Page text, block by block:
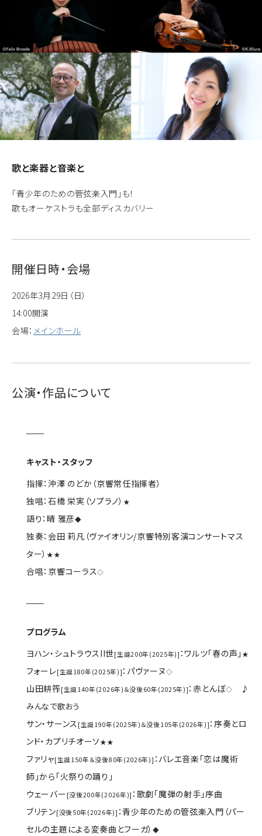
歌と楽器と音楽と
「青少年のための管弦楽入門」も！
歌もオーケストラも全部ディスカバリー
開催日時・会場
2026年3月29日（日）
14:00開演
会場： メインホール
公演・作品について
キャスト・スタッフ
指揮：沖澤 のどか（京響常任指揮者）
独唱：石橋 栄実（ソプラノ） ★
語り：晴 雅彦◆
独奏：会田 莉凡（ヴァイオリン/京響特別客演コンサートマス
ター） ★★
合唱：京響コーラス◇
プログラム
ヨハン・シュトラウスII世[生誕200年(2025年)] ：ワルツ「春の声」 ★
フォーレ[生誕180年(2025年)] ：パヴァーヌ◇
山田耕筰[生誕140年(2026年)＆没後60年(2025年)] ：赤とんぼ◇
♪
みんなで歌おう
サン・サーンス [生誕190年(2025年)＆没後105年(2026年)] ：序奏とロ
ンド・カプリチオーソ ★★
ファリャ[生誕150年＆没後80年(2026年)] ：バレエ音楽「恋は魔術
師」から「火祭りの踊り」
ウェーバー [没後200年(2026年)] ：歌劇「魔弾の射手」序曲
ブリテン[没後50年(2026年)] ：青少年のための管弦楽入門 （パー
セルの主題による変奏曲とフーガ）◆